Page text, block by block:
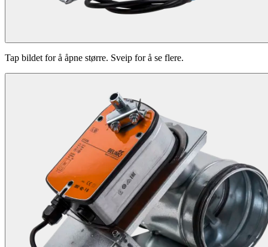
Tap bildet for å åpne større. Sveip for å se flere.